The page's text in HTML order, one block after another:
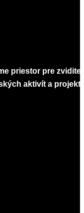
priestor pre
aktivít a